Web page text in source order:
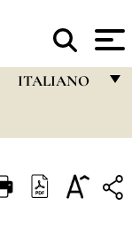
ITALIANO
ITALIANO